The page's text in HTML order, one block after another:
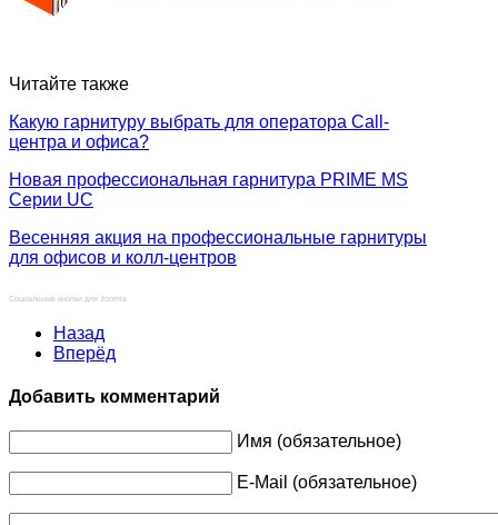
Читайте также
Какую гарнитуру выбрать для оператора Call-
центра и офиса?
Новая профессиональная гарнитура PRIME MS
Серии UC
Весенняя акция на профессиональные гарнитуры
для офисов и колл-центров
Социальные кнопки для Joomla
Назад
Вперёд
Добавить комментарий
Имя (обязательное)
E-Mail (обязательное)